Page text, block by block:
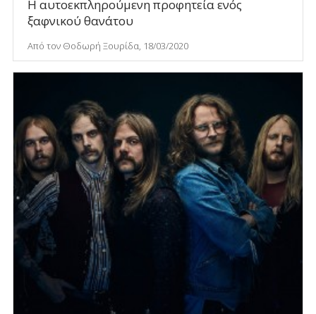
Η αυτοεκπληρούμενη προφητεία ενός
ξαφνικού θανάτου
Από τον Θοδωρή Ξουρίδα, 18/03/2020